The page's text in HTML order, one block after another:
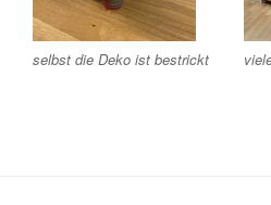
selbst die Deko ist bestrickt